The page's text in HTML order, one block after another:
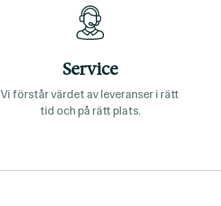
Service
Vi förstår värdet av leveranser i rätt
tid och på rätt plats.